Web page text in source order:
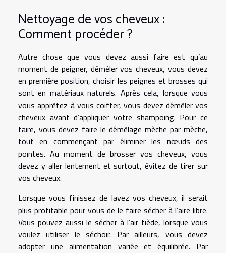
Nettoyage de vos cheveux :
Comment procéder ?
Autre chose que vous devez aussi faire est qu’au
moment de peigner, démêler vos cheveux, vous devez
en première position, choisir les peignes et brosses qui
sont en matériaux naturels. Après cela, lorsque vous
vous apprêtez à vous coiffer, vous devez démêler vos
cheveux avant d’appliquer votre shampoing. Pour ce
faire, vous devez faire le démêlage mèche par mèche,
tout en commençant par éliminer les nœuds des
pointes. Au moment de brosser vos cheveux, vous
devez y aller lentement et surtout, évitez de tirer sur
vos cheveux.
Lorsque vous finissez de lavez vos cheveux, il serait
plus profitable pour vous de le faire sécher à l’aire libre.
Vous pouvez aussi le sécher à l’air tiède, lorsque vous
voulez utiliser le séchoir. Par ailleurs, vous devez
adopter une alimentation variée et équilibrée. Par